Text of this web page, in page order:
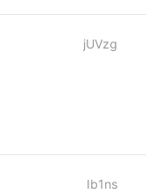
jUVzg
Ib1ns